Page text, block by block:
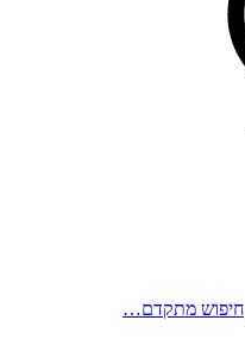
חיפוש מתקדם…